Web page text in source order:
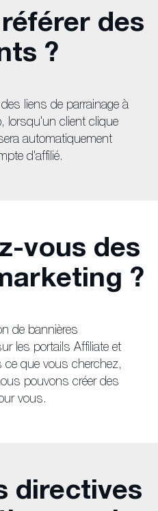
des
?
liens de parrainage à
lorsqu'un client clique
automatiquement
d'affilié.
vous des
?
de bannières
les portails Affiliate et
ce que vous cherchez,
pouvons créer des
vous.
directives